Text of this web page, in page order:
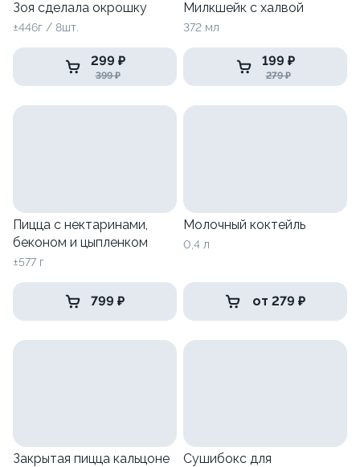
Зоя сделала окрошку
±446г / 8шт.
299 ₽
399 ₽
Милкшейк с халвой
372 мл
199 ₽
279 ₽
Пицца с нектаринами,
беконом и цыпленком
±577 г
799 ₽
Молочный коктейль
0,4 л
от 279 ₽
Закрытая пицца кальцоне
Сушибокс для